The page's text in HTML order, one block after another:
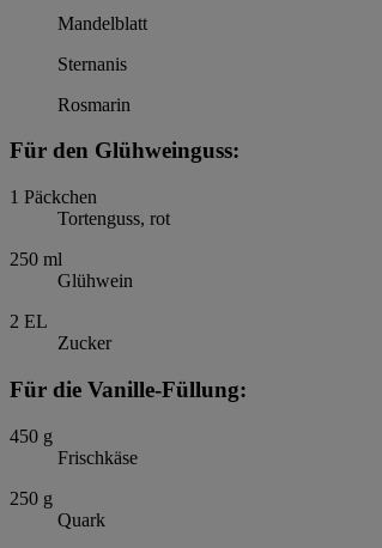
Mandelblatt
Sternanis
Rosmarin
Für den Glühweinguss:
1 Päckchen
Tortenguss, rot
250 ml
Glühwein
2 EL
Zucker
Für die Vanille-Füllung:
450 g
Frischkäse
250 g
Quark